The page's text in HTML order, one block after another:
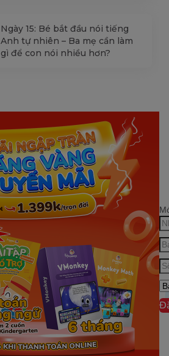
Ngày 15: Bé bắt đầu nói tiếng
Anh tự nhiên – Ba mẹ cần làm
gì để con nói nhiều hơn?